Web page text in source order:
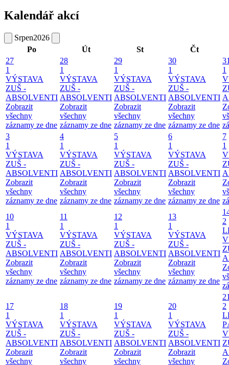
Kalendář akcí
Srpen2026
Po
Út St
Čt
27
1
VÝSTAVA
ZUŠ -
ABSOLVENTI
Zobrazit
všechny
záznamy ze dne
28
1
VÝSTAVA
ZUŠ -
ABSOLVENTI
Zobrazit
všechny
záznamy ze dne
29
1
VÝSTAVA
ZUŠ -
ABSOLVENTI
Zobrazit
všechny
záznamy ze dne
30
1
VÝSTAVA
ZUŠ -
ABSOLVENTI
Zobrazit
všechny
záznamy ze dne
1
3
1
VÝSTAVA
ZUŠ -
ABSOLVENTI
Zobrazit
všechny
záznamy ze dne
4
1
VÝSTAVA
ZUŠ -
ABSOLVENTI
Zobrazit
všechny
záznamy ze dne
5
1
VÝSTAVA
ZUŠ -
ABSOLVENTI
Zobrazit
všechny
záznamy ze dne
6
1
VÝSTAVA
ZUŠ -
ABSOLVENTI
Zobrazit
všechny
záznamy ze dne
7
1
10
1
VÝSTAVA
ZUŠ -
ABSOLVENTI
Zobrazit
všechny
záznamy ze dne
11
1
VÝSTAVA
ZUŠ -
ABSOLVENTI
Zobrazit
všechny
záznamy ze dne
12
1
VÝSTAVA
ZUŠ -
ABSOLVENTI
Zobrazit
všechny
záznamy ze dne
13
1
VÝSTAVA
ZUŠ -
ABSOLVENTI
Zobrazit
všechny
záznamy ze dne
2
17
1
VÝSTAVA
ZUŠ -
ABSOLVENTI
Zobrazit
všechny
18
1
VÝSTAVA
ZUŠ -
ABSOLVENTI
Zobrazit
všechny
19
1
VÝSTAVA
ZUŠ -
ABSOLVENTI
Zobrazit
všechny
20
1
VÝSTAVA
ZUŠ -
ABSOLVENTI
Zobrazit
všechny
2